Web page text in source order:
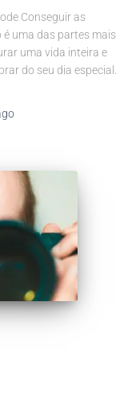
Conseguir as
uma das partes mais
uma vida inteira e
do seu dia especial.